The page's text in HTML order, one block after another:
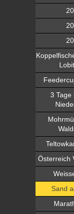
3 Tage
Österreich
Sand